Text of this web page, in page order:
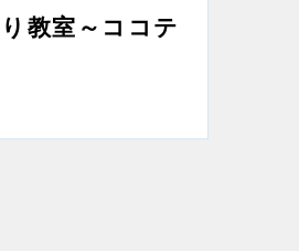
教室～ココテ